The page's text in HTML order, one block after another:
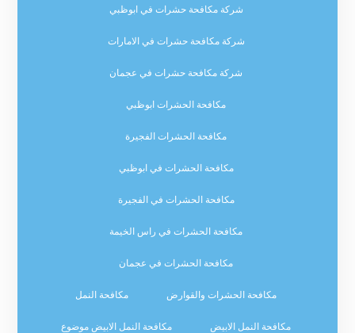
شركة مكافحة حشرات في ابوظبي
شركة مكافحة حشرات في الامارات
شركة مكافحة حشرات في عجمان
مكافحة الحشرات ابوظبي
مكافحة الحشرات الفجيرة
مكافحة الحشرات في ابوظبي
مكافحة الحشرات في الفجيرة
مكافحة الحشرات في راس الخيمة
مكافحة الحشرات في عجمان
مكافحة الحشرات والقوارض مكافحة النمل
مكافحة النمل الابيض مكافحة النمل الابيض موضوع